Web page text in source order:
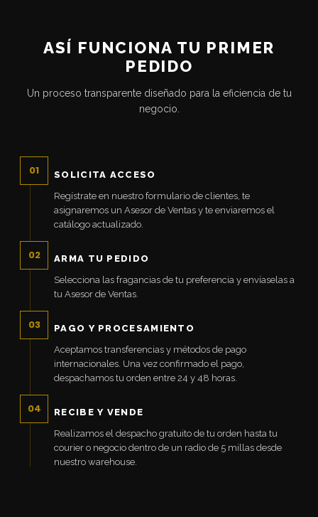
ASÍ FUNCIONA TU PRIMER
PEDIDO
Un proceso transparente diseñado para la eficiencia de tu
negocio.
01
SOLICITA ACCESO
Regístrate en nuestro formulario de clientes, te
asignaremos un Asesor de Ventas y te enviaremos el
catálogo actualizado.
02
ARMA TU PEDIDO
Selecciona las fragancias de tu preferencia y envíaselas a
tu Asesor de Ventas.
03
PAGO Y PROCESAMIENTO
Aceptamos transferencias y métodos de pago
internacionales. Una vez confirmado el pago,
despachamos tu orden entre 24 y 48 horas.
04
RECIBE Y VENDE
Realizamos el despacho gratuito de tu orden hasta tu
courier o negocio dentro de un radio de 5 millas desde
nuestro warehouse.